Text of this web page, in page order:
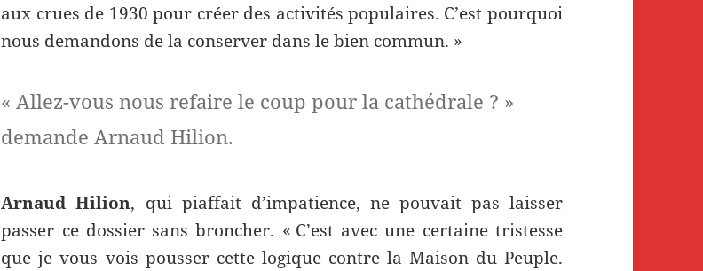
aux crues de 1930 pour créer des activités populaires. C’est pourquoi
nous demandons de la conserver dans le bien commun. »
« Allez-vous nous refaire le coup pour la cathédrale ? »
demande Arnaud Hilion.
Arnaud Hilion, qui piaffait d’impatience, ne pouvait pas laisser
passer ce dossier sans broncher. « C’est avec une certaine tristesse
que je vous vois pousser cette logique contre la Maison du Peuple.